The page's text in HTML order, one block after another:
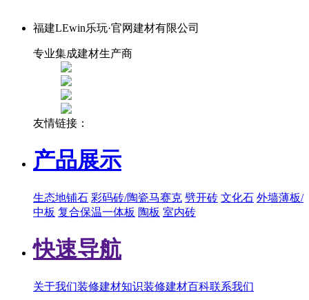
福建LEwin乐玩·官网建材有限公司
专业集成建材生产商
友情链接：
产品展示
生态地铺石 彩码砖/陶瓷马赛克 劈开砖 文化石 外墙薄板/
中板 复合保温一体板 陶板 室内砖
快速导航
关于我们装修建材知识装修建材百科联系我们